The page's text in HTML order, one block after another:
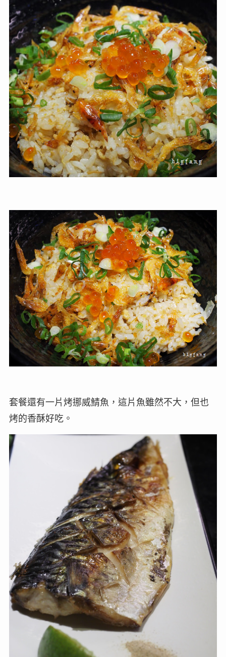
套餐還有一片烤挪威鯖魚，這片魚雖然不大，但也
烤的香酥好吃。